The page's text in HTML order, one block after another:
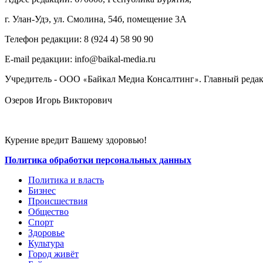
г. Улан-Удэ, ул. Смолина, 54б, помещение 3А
Телефон редакции: ‎‎8 (924 4) 58 90 90
E-mail редакции: info@baikal-media.ru
Учредитель - ООО «Байкал Медиа Консалтинг». Главный
Озеров Игорь Викторович
Курение вредит Вашему здоровью!
Политика обработки персональных данных
Политика и власть
Бизнес
Происшествия
Общество
Cпорт
Здоровье
Культура
Город живёт